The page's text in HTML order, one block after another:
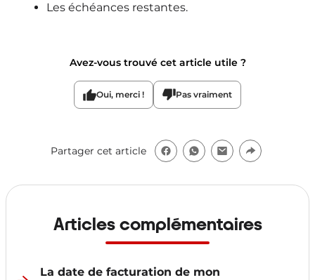
Les échéances restantes.
Avez-vous trouvé cet article utile ?
Oui, merci ! Pas vraiment
Partager cet article
Articles complémentaires
La date de facturation de mon